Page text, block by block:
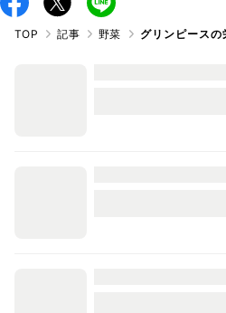
TOP 記事 野菜 グリンピース